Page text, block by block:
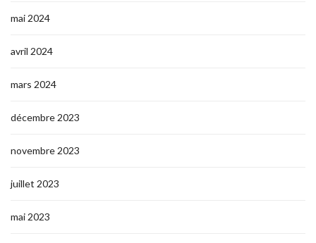
mai 2024
avril 2024
mars 2024
décembre 2023
novembre 2023
juillet 2023
mai 2023